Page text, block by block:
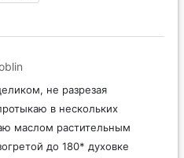
не разрезая
в нескольких
маслом растительным
до 180* духовке